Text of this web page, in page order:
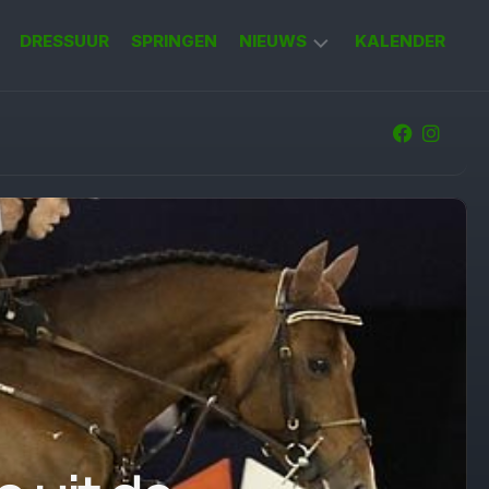
DRESSUUR SPRINGEN NIEUWS KALENDER